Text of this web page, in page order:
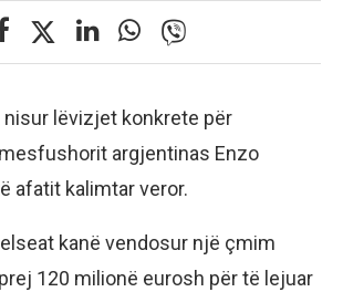
nisur lëvizjet konkrete për
argjentinas Enzo
afatit kalimtar veror.
kanë vendosur një çmim
120 milionë eurosh për të lejuar